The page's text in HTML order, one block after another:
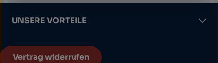
UNSERE VORTEILE
Vertrag widerrufen